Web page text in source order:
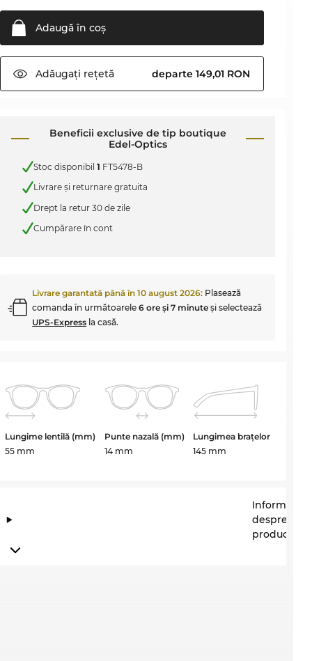
Adaugă în coş
Adăugați rețetă departe 149,01 RON
Beneficii exclusive de tip boutique
Edel-Optics
Stoc disponibil1 FT5478-B
Livrare şi returnare gratuita
Drept la retur 30 de zile
Cumpărare în cont
Livrare garantată până în10 august 2026: Plasează
comanda în următoarele6 ore şi 7 minute şi selectează
UPS-Express la casă.
Lungime lentilă (mm)
55 mm
Punte nazală (mm)
14 mm
Lungimea brațelor
145 mm
Informații
despre
producător